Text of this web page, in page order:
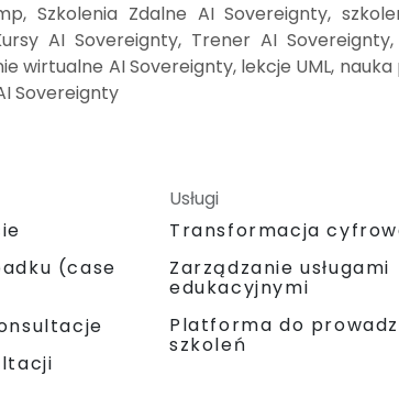
Szkolenia Zdalne AI Sovereignty,
AI Sovereignty, Trener AI
wirtualne AI Sovereignty, lekcje UML,
Sovereignty
(case
Usługi
Transformacja
Zarządzanie usługami
edukacyjnymi
Platforma do
szkoleń